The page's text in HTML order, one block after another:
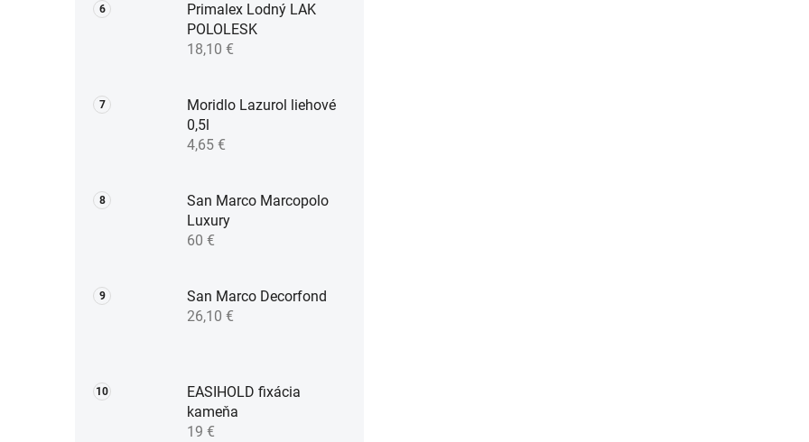
Primalex Lodný LAK
POLOLESK
18,10 €
Moridlo Lazurol liehové
0,5l
4,65 €
San Marco Marcopolo
Luxury
60 €
San Marco Decorfond
26,10 €
EASIHOLD fixácia
kameňa
19 €